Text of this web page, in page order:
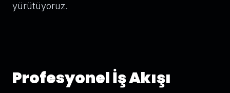
yürütüyoruz.
Profesyonel İş Akışı